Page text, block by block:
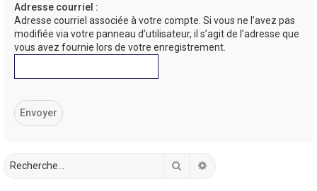
Adresse courriel :
Adresse courriel associée à votre compte. Si vous ne l’avez pas
modifiée via votre panneau d’utilisateur, il s’agit de l’adresse que
vous avez fournie lors de votre enregistrement.
Rechercher